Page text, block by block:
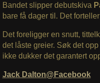
Bandet slipper debutskiva
bare få dager til. Det forteller
Det foreligger en snutt,
det låste greier. Søk det
ikke dukker det garantert
Jack Dalton@Facebook